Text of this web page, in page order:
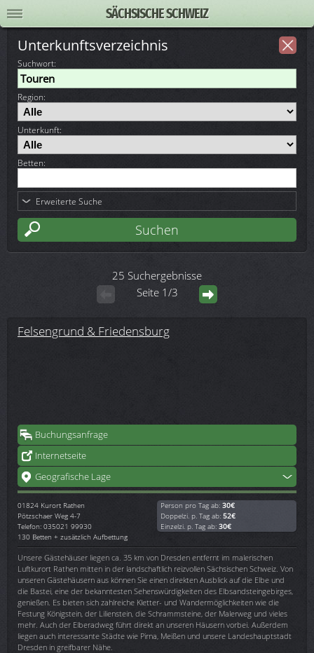
SÄCHSISCHE SCHWEIZ
Unterkunftsverzeichnis
Suchwort:
Region:
Unterkunft:
Betten:
Erweiterte Suche
25 Suchergebnisse
Seite 1/3
Felsengrund & Friedensburg
Buchungsanfrage
Internetseite
Geografische Lage
01824 Kurort Rathen
Pötzschaer Weg 4-7
Telefon: 035021 99930
130 Betten + zusätzlich Aufbettung
Person pro Tag ab: 30€
Doppelzi. p. Tag ab: 52€
Einzelzi. p. Tag ab: 30€
Unsere Gästehäuser liegen ca. 35 km von Dresden entfernt im malerischen
Luftkurort Rathen mitten in der landschaftlich reizvollen Sächsischen Schweiz. Von
unseren Gästehäusern aus können Sie einen direkten Ausblick auf die Elbe und
die Bastei, eine der bekanntesten Sehenswürdigkeiten des Elbsandsteingebirges,
genießen. Es bieten sich zahlreiche Kletter- und Wandermöglichkeiten wie die
Festung Königstein, der Lilienstein, die Schrammsteine, der Malerweg und vieles
mehr. Auch der Elberadweg führt direkt an unseren Häusern vorbei. Außerdem
liegen auch interessante Städte wie Pirna, Meißen und unsere Landeshauptstadt
Dresden in greifbarer Nähe.